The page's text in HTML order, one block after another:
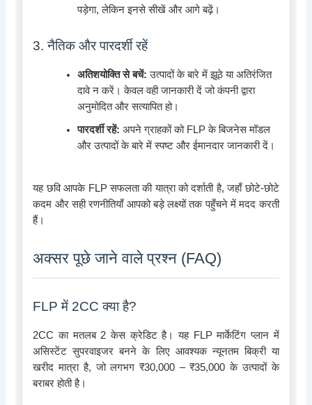
पड़ेगा, लेकिन इनसे सीखें और आगे बढ़ें।
3. नैतिक और पारदर्शी रहें
अतिशयोक्ति से बचें: उत्पादों के बारे में झूठे या अतिरंजित
दावे न करें। केवल वही जानकारी दें जो कंपनी द्वारा
अनुमोदित और सत्यापित हो।
पारदर्शी रहें: अपने ग्राहकों को FLP के बिजनेस मॉडल
और उत्पादों के बारे में स्पष्ट और ईमानदार जानकारी दें।
यह छवि आपके FLP सफलता की यात्रा को दर्शाती है, जहाँ छोटे-छोटे
कदम और सही रणनीतियाँ आपको बड़े लक्ष्यों तक पहुँचने में मदद करती
हैं।
अक्सर पूछे जाने वाले प्रश्न (FAQ)
FLP में 2CC क्या है?
2CC का मतलब 2 केस क्रेडिट है। यह FLP मार्केटिंग प्लान में
असिस्टेंट सुपरवाइजर बनने के लिए आवश्यक न्यूनतम बिक्री या
खरीद मात्रा है, जो लगभग ₹30,000 – ₹35,000 के उत्पादों के
बराबर होती है।